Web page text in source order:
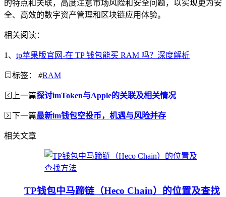
的特点和关联，高度注意市场风险和安全问题，以实现更为安
全、高效的数字资产管理和区块链应用体验。
相关阅读：
1、 tp苹果版官网-在 TP 钱包能买 RAM 吗？深度解析
标签： #RAM
上一篇探讨imToken与Apple的关联及相关情况
下一篇最新im钱包空投币，机遇与风险并存
相关文章
TP钱包中马蹄链（Heco Chain）的位置及查找